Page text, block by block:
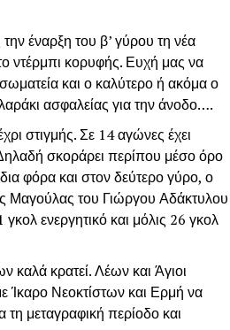
έναρξη του β’ γύρου τη νέα
ντέρμπι κορυφής. Ευχή μας να
και ο καλύτερο ή ακόμα ο
ασφαλείας για την άνοδο….
στιγμής. Σε 14 αγώνες έχει
σκοράρει περίπου μέσο όρο
φόρα και στον δεύτερο γύρο, ο
Μαγούλας του Γιώργου Αδάκτυλου
ενεργητικό και μόλις 26 γκολ
κρατεί. Λέων και Άγιοι
Νεοκτίστων και Ερμή να
μεταγραφική περίοδο και